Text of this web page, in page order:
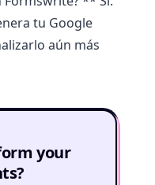
tu Google
aún más
your